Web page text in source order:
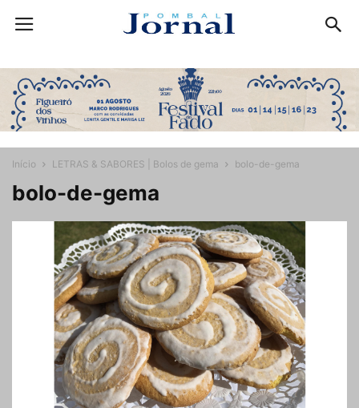
Início LETRAS & SABORES | Bolos de gema bolo-de-gema
bolo-de-gema